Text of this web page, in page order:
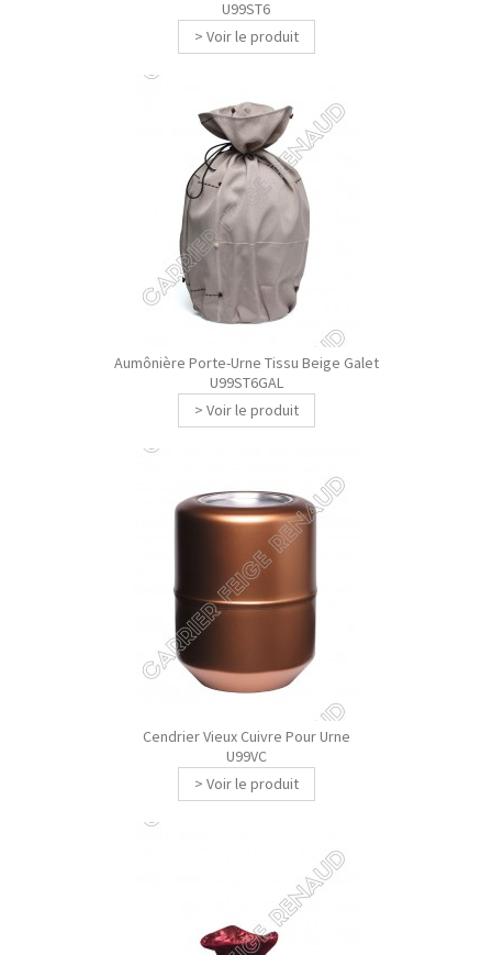
U99ST6
> Voir le produit
Aumônière Porte-Urne Tissu Beige Galet
U99ST6GAL
> Voir le produit
Cendrier Vieux Cuivre Pour Urne
U99VC
> Voir le produit